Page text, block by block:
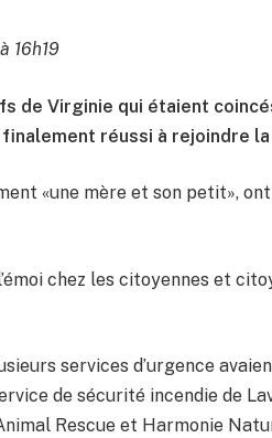
16h19
de Virginie qui étaient
réussi à rejoindre
«une mère et son petit»,
chez les citoyennes et
services d’urgence
de sécurité incendie de
Rescue et Harmonie